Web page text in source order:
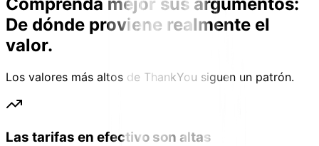
De dónde proviene realmente el
valor.
Los valores más altos de ThankYou siguen un patrón.
Las tarifas en efectivo son altas